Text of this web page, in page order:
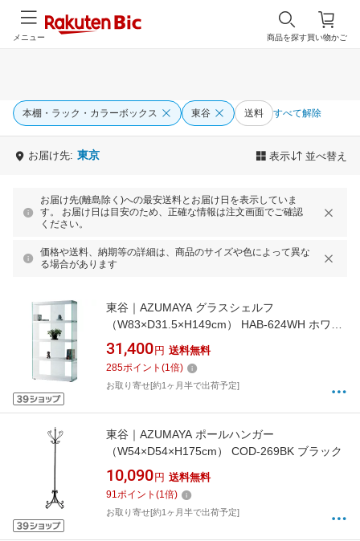
買い物かご
商品を探す
メニュー
本棚・ラック・カラーボックス 東谷 送料 すべて解除
お届け先: 東京 表示 並べ替え
お届け先(離島除く)への最安送料とお届け日を表示していま
す。 お届け日は目安のため、正確な情報は注文画面でご確認
ください。
価格や送料、納期等の詳細は、商品のサイズや色によって異な
る場合があります
東谷｜AZUMAYA グラスシェルフ
（W83×D31.5×H149cm） HAB-624WH ホワイ
ト
31,400 円 送料無料
285ポイント (1倍)
お取り寄せ[約1ヶ月半で出荷予定]
東谷｜AZUMAYA ポールハンガー
（W54×D54×H175cm） COD-269BK ブラック
10,090 円 送料無料
91ポイント (1倍)
お取り寄せ[約1ヶ月半で出荷予定]